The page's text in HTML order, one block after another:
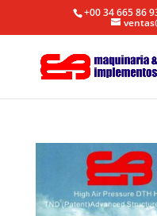
+00 34 665 86